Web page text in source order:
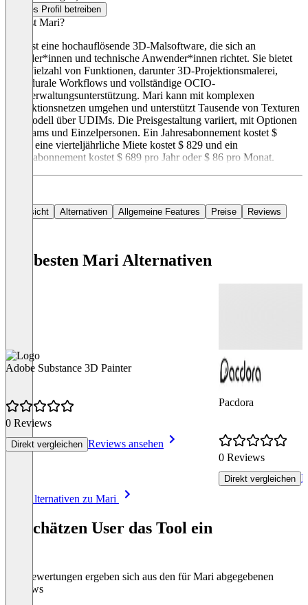
Dieses Profil betreiben
Was ist Mari?
Mari ist eine hochauflösende 3D-Malsoftware, die sich an
Künstler*innen und technische Anwender*innen richtet. Sie bietet
eine Vielzahl von Funktionen, darunter 3D-Projektionsmalerei,
prozedurale Workflows und vollständige OCIO-
Farbverwaltungsunterstützung. Mari kann mit komplexen
Produktionsnetzen umgehen und unterstützt Tausende von Texturen
pro Modell über UDIMs. Die Preisgestaltung variiert, mit Optionen
für Teams und Einzelpersonen. Ein Jahresabonnement kostet $
1,119, eine vierteljährliche Miete kostet $ 829 und ein
Einzelabonnement kostet $ 689 pro Jahr oder $ 86 pro Monat.
Übersicht Alternativen Allgemeine Features Preise Reviews
Die besten Mari Alternativen
Adobe Substance 3D Painter
0 Reviews
Direkt vergleichen Reviews ansehen
Pacdora
0 Reviews
Direkt vergleichen
Alle Alternativen zu Mari
So schätzen User das Tool ein
Die Bewertungen ergeben sich aus den für Mari abgegebenen
Reviews